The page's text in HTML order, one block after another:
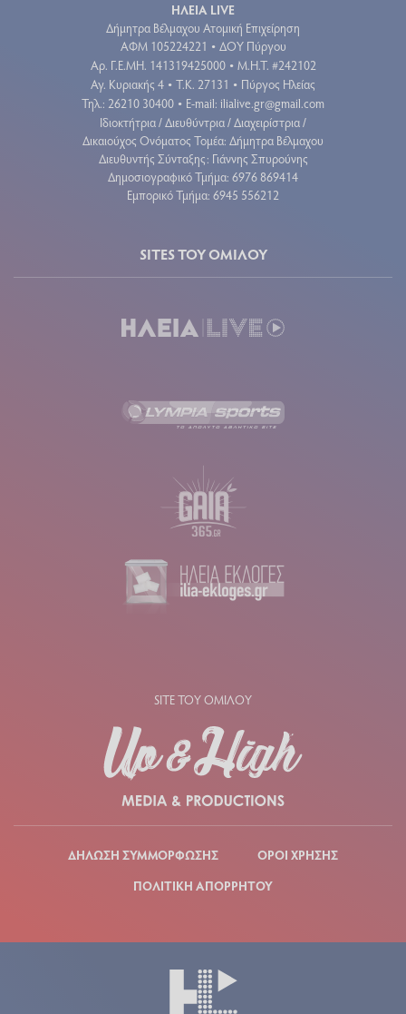
ΗΛΕΙΑ LIVE
Δήμητρα Βέλμαχου Ατομική Επιχείρηση
ΑΦΜ 105224221 • ΔΟΥ Πύργου
Aρ. Γ.Ε.ΜΗ. 141319425000 • Μ.Η.Τ. #242102
Αγ. Κυριακής 4 • Τ.Κ. 27131 • Πύργος Ηλείας
Τηλ.: 26210 30400 • E-mail: ilialive.gr@gmail.com
Ιδιοκτήτρια / Διευθύντρια / Διαχειρίστρια /
Δικαιούχος Ονόματος Τομέα: Δήμητρα Βέλμαχου
Διευθυντής Σύνταξης: Γιάννης Σπυρούνης
Δημοσιογραφικό Τμήμα: 6976 869414
Εμπορικό Τμήμα: 6945 556212
SITES ΤΟΥ ΟΜΙΛΟΥ
SITE ΤΟΥ ΟΜΙΛΟΥ
ΔΗΛΩΣΗ ΣΥΜΜΟΡΦΩΣΗΣ
ΟΡΟΙ ΧΡΗΣΗΣ
ΠΟΛΙΤΙΚΗ ΑΠΟΡΡΗΤΟΥ